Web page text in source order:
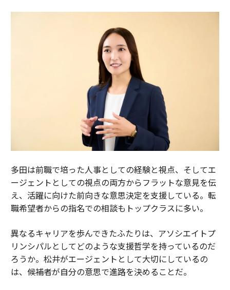
多田は前職で培った人事としての経験と視点、そしてエ
ージェントとしての視点の両方からフラットな意見を伝
え、活躍に向けた前向きな意思決定を支援している。転
職希望者からの指名での相談もトップクラスに多い。
異なるキャリアを歩んできたふたりは、アソシエイトプ
リンシパルとしてどのような支援哲学を持っているのだ
ろうか。松井がエージェントとして大切にしているの
は、候補者が自分の意思で進路を決めることだ。